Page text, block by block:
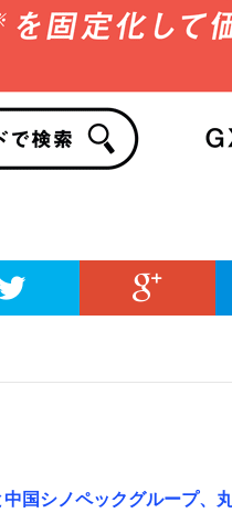
国シノペックグループ、